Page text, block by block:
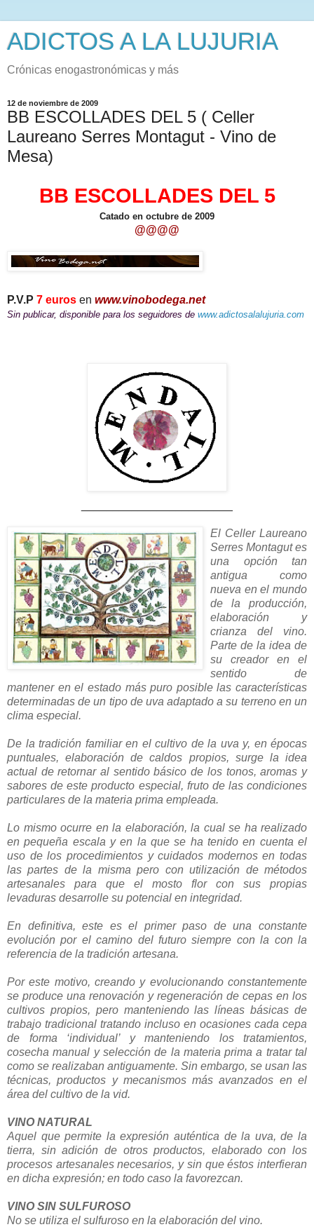
ADICTOS A LA LUJURIA
Crónicas enogastronómicas y más
12 de noviembre de 2009
BB ESCOLLADES DEL 5 ( Celler
Laureano Serres Montagut - Vino de
Mesa)
BB ESCOLLADES DEL 5
Catado en octubre de 2009
@@@@
P.V.P 7 euros en www.vinobodega.net
Sin publicar, disponible para los seguidores de www.adictosalalujuria.com
El Celler Laureano
Serres Montagutes
una opción tan
antigua como
nueva en el mundo
de la producción,
elaboración y
crianza del vino.
Parte de la idea de
su creador en el
sentido de
mantener en el estado más puro posible las características
determinadas de un tipo de uva adaptado a su terreno en un
clima especial.
De la tradición familiar en el cultivo de la uva y, en épocas
puntuales, elaboración de caldos propios, surge la idea
actual de retornar al sentido básico de los tonos, aromas y
sabores de este producto especial, fruto de las condiciones
particulares de la materia prima empleada.
Lo mismo ocurre en la elaboración, la cual se ha realizado
en pequeña escala y en la que se ha tenido en cuenta el
uso de los procedimientos y cuidados modernos en todas
las partes de la misma pero con utilización de métodos
artesanales para que el mosto flor con sus propias
levaduras desarrolle su potencial en integridad.
En definitiva, este es el primer paso de una constante
evolución por el camino del futuro siempre con la con la
referencia de la tradición artesana.
Por este motivo, creando y evolucionando constantemente
se produce una renovación y regeneración de cepas en los
cultivos propios, pero manteniendo las líneas básicas de
trabajo tradicional tratando incluso en ocasiones cada cepa
de forma ‘individual’ y manteniendo los tratamientos,
cosecha manual y selección de la materia prima a tratar tal
como se realizaban antiguamente. Sin embargo, se usan las
técnicas, productos y mecanismos más avanzados en el
área del cultivo de la vid.
VINO NATURAL
Aquel que permite la expresión auténtica de la uva, de la
tierra, sin adición de otros productos, elaborado con los
procesos artesanales necesarios, y sin que éstos interfieran
en dicha expresión; en todo caso la favorezcan.
VINO SIN SULFUROSO
No se utiliza el sulfuroso en la elaboración del vino.